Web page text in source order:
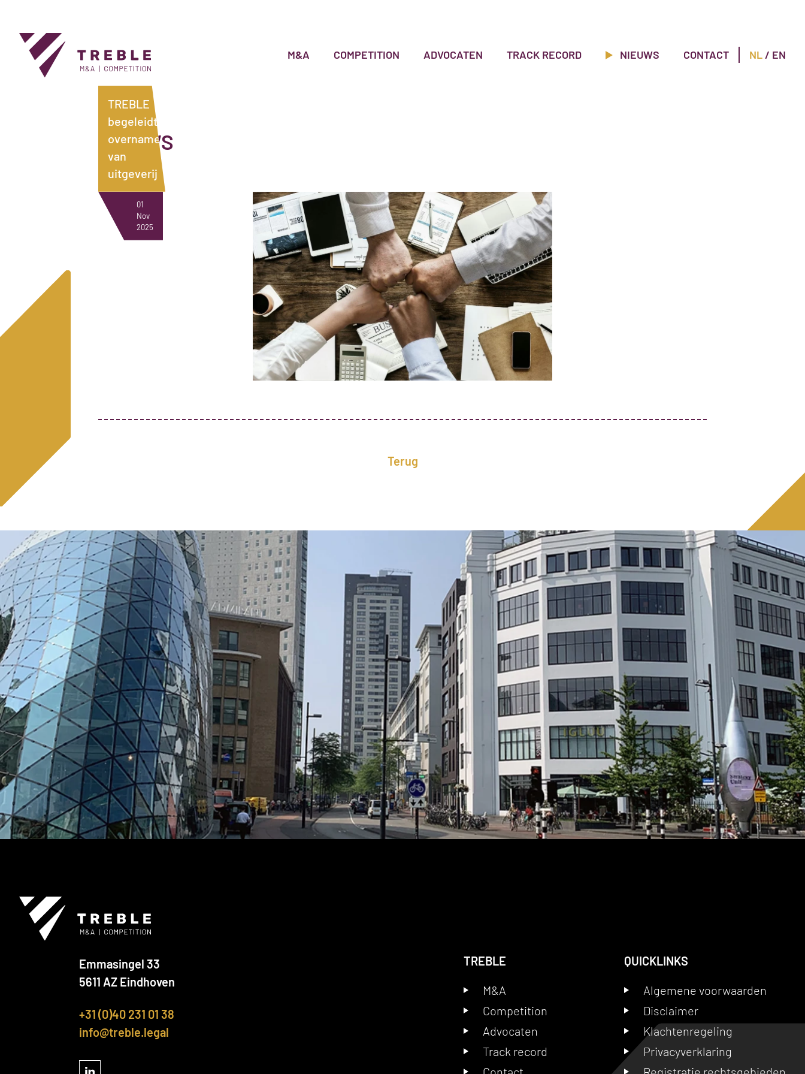
M&A COMPETITION ADVOCATEN TRACK RECORD NIEUWS CONTACT NL / EN
NIEUWS
TREBLE
begeleidt
overname
van
uitgeverij
01
Nov
2025
Terug
Emmasingel 33
5611 AZ Eindhoven
+31 (0)40 231 01 38
info@treble.legal
TREBLE
M&A
Competition
Advocaten
Track record
QUICKLINKS
Algemene voorwaarden
Disclaimer
Klachtenregeling
Privacyverklaring